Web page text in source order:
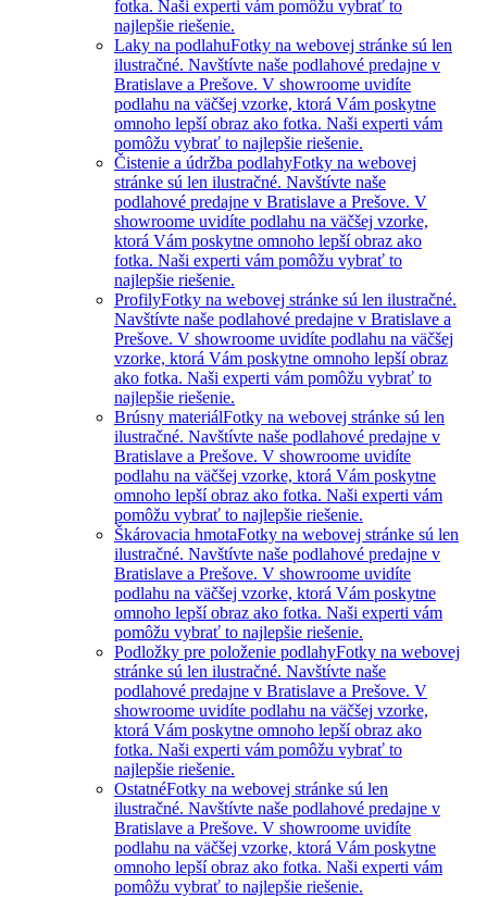
fotka. Naši experti vám pomôžu vybrať to
najlepšie riešenie.
Laky na podlahuFotky na webovej stránke sú len
ilustračné. Navštívte naše podlahové predajne v
Bratislave a Prešove. V showroome uvidíte
podlahu na väčšej vzorke, ktorá Vám poskytne
omnoho lepší obraz ako fotka. Naši experti vám
pomôžu vybrať to najlepšie riešenie.
Čistenie a údržba podlahyFotky na webovej
stránke sú len ilustračné. Navštívte naše
podlahové predajne v Bratislave a Prešove. V
showroome uvidíte podlahu na väčšej vzorke,
ktorá Vám poskytne omnoho lepší obraz ako
fotka. Naši experti vám pomôžu vybrať to
najlepšie riešenie.
ProfilyFotky na webovej stránke sú len ilustračné.
Navštívte naše podlahové predajne v Bratislave a
Prešove. V showroome uvidíte podlahu na väčšej
vzorke, ktorá Vám poskytne omnoho lepší obraz
ako fotka. Naši experti vám pomôžu vybrať to
najlepšie riešenie.
Brúsny materiálFotky na webovej stránke sú len
ilustračné. Navštívte naše podlahové predajne v
Bratislave a Prešove. V showroome uvidíte
podlahu na väčšej vzorke, ktorá Vám poskytne
omnoho lepší obraz ako fotka. Naši experti vám
pomôžu vybrať to najlepšie riešenie.
Škárovacia hmotaFotky na webovej stránke sú len
ilustračné. Navštívte naše podlahové predajne v
Bratislave a Prešove. V showroome uvidíte
podlahu na väčšej vzorke, ktorá Vám poskytne
omnoho lepší obraz ako fotka. Naši experti vám
pomôžu vybrať to najlepšie riešenie.
Podložky pre položenie podlahyFotky na webovej
stránke sú len ilustračné. Navštívte naše
podlahové predajne v Bratislave a Prešove. V
showroome uvidíte podlahu na väčšej vzorke,
ktorá Vám poskytne omnoho lepší obraz ako
fotka. Naši experti vám pomôžu vybrať to
najlepšie riešenie.
OstatnéFotky na webovej stránke sú len
ilustračné. Navštívte naše podlahové predajne v
Bratislave a Prešove. V showroome uvidíte
podlahu na väčšej vzorke, ktorá Vám poskytne
omnoho lepší obraz ako fotka. Naši experti vám
pomôžu vybrať to najlepšie riešenie.